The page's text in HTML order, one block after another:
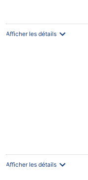
Afficher les détails
Afficher les détails